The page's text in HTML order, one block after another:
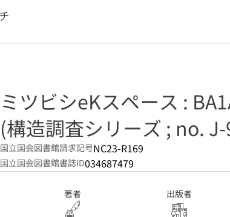
ミツビシeKスペース :
(構造調査シリーズ ; no.
国立国会図書館請求記号NC23-R169
国立国会図書館書誌ID034687479
著者 出版者